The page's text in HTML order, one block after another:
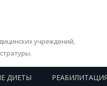
учреждений,
ДИЕТЫ